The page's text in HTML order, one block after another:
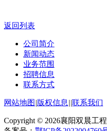
返回列表
公司简介
新闻动态
业务范围
招聘信息
联系方式
网站地图 |版权信息 ||联系我们
Copyright © 2026襄阳双晨工